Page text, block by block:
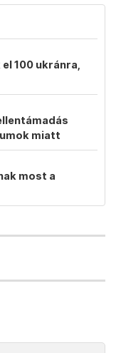
100 ukránra,
miatt
most a